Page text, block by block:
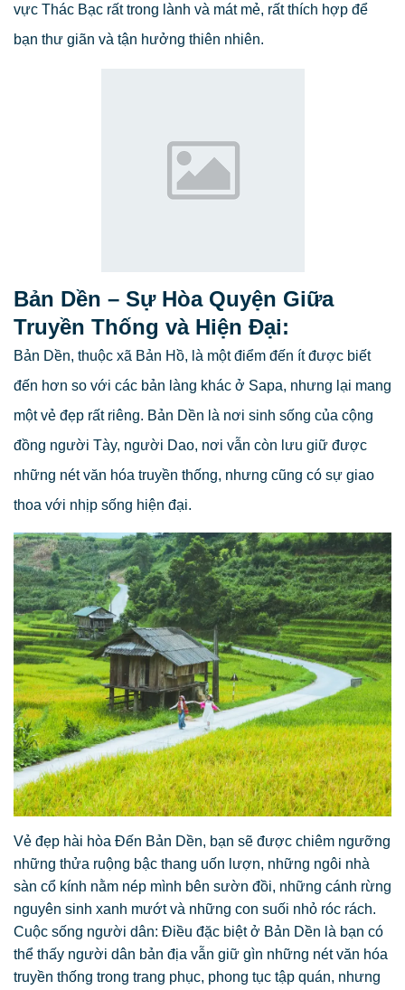
vực Thác Bạc rất trong lành và mát mẻ, rất thích hợp để
bạn thư giãn và tận hưởng thiên nhiên.
Bản Dền – Sự Hòa Quyện Giữa
Truyền Thống và Hiện Đại:
Bản Dền, thuộc xã Bản Hồ, là một điểm đến ít được biết
đến hơn so với các bản làng khác ở Sapa, nhưng lại mang
một vẻ đẹp rất riêng. Bản Dền là nơi sinh sống của cộng
đồng người Tày, người Dao, nơi vẫn còn lưu giữ được
những nét văn hóa truyền thống, nhưng cũng có sự giao
thoa với nhịp sống hiện đại.
Vẻ đẹp hài hòa Đến Bản Dền, bạn sẽ được chiêm ngưỡng
những thửa ruộng bậc thang uốn lượn, những ngôi nhà
sàn cổ kính nằm nép mình bên sườn đồi, những cánh rừng
nguyên sinh xanh mướt và những con suối nhỏ róc rách.
Cuộc sống người dân: Điều đặc biệt ở Bản Dền là bạn có
thể thấy người dân bản địa vẫn giữ gìn những nét văn hóa
truyền thống trong trang phục, phong tục tập quán, nhưng